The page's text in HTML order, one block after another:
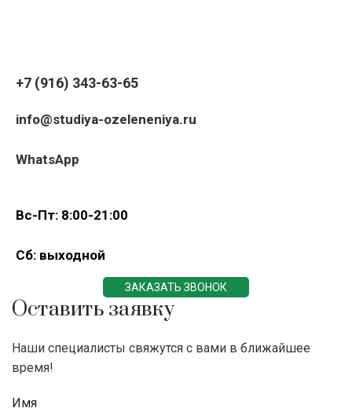
+7 (916) 343-63-65
info@studiya-ozeleneniya.ru
WhatsApp
Вс-Пт: 8:00-21:00
Сб: выходной
ЗАКАЗАТЬ ЗВОНОК
Оставить заявку
Наши специалисты свяжутся с вами в ближайшее
время!
Имя